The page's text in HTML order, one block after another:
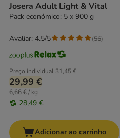
Josera Adult Light & Vital
Pack económico: 5 x 900 g
Preço individual 31,45 €
29,99 €
6,66 € / kg
28,49 €
Avaliar: 4.5/5 (56)
Adicionar ao carrinho